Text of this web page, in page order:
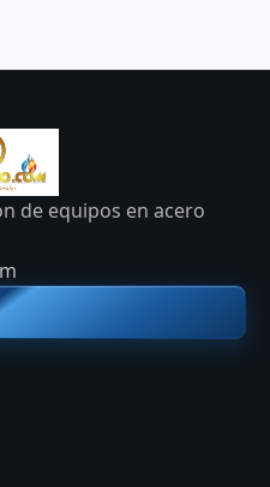
de equipos en acero